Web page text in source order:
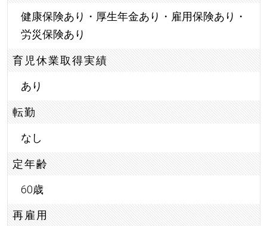
健康保険あり・厚生年金あり・雇用保険あり・
労災保険あり
育児休業取得実績
あり
転勤
なし
定年齢
60歳
再雇用